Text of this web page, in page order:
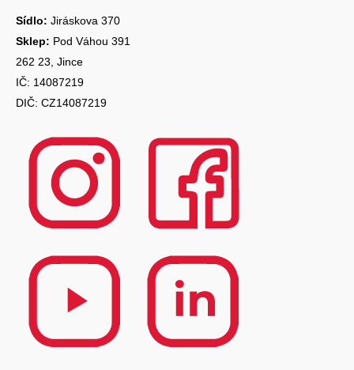
Sídlo: Jiráskova 370
Sklep: Pod Váhou 391
262 23, Jince
IČ: 14087219
DIČ: CZ14087219